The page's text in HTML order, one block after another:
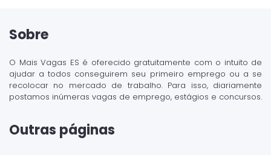
Sobre
O Mais Vagas ES é oferecido gratuitamente com o intuito de
ajudar a todos conseguirem seu primeiro emprego ou a se
recolocar no mercado de trabalho. Para isso, diariamente
postamos inúmeras vagas de emprego, estágios e concursos.
Outras páginas